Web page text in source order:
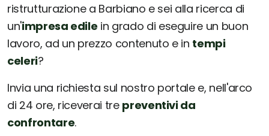
ristrutturazione a Barbiano e sei alla ricerca di
un'impresa edile in grado di eseguire un buon
lavoro, ad un prezzo contenuto e in tempi
celeri?
Invia una richiesta sul nostro portale e, nell'arco
di 24 ore, riceverai tre preventivi da
confrontare.